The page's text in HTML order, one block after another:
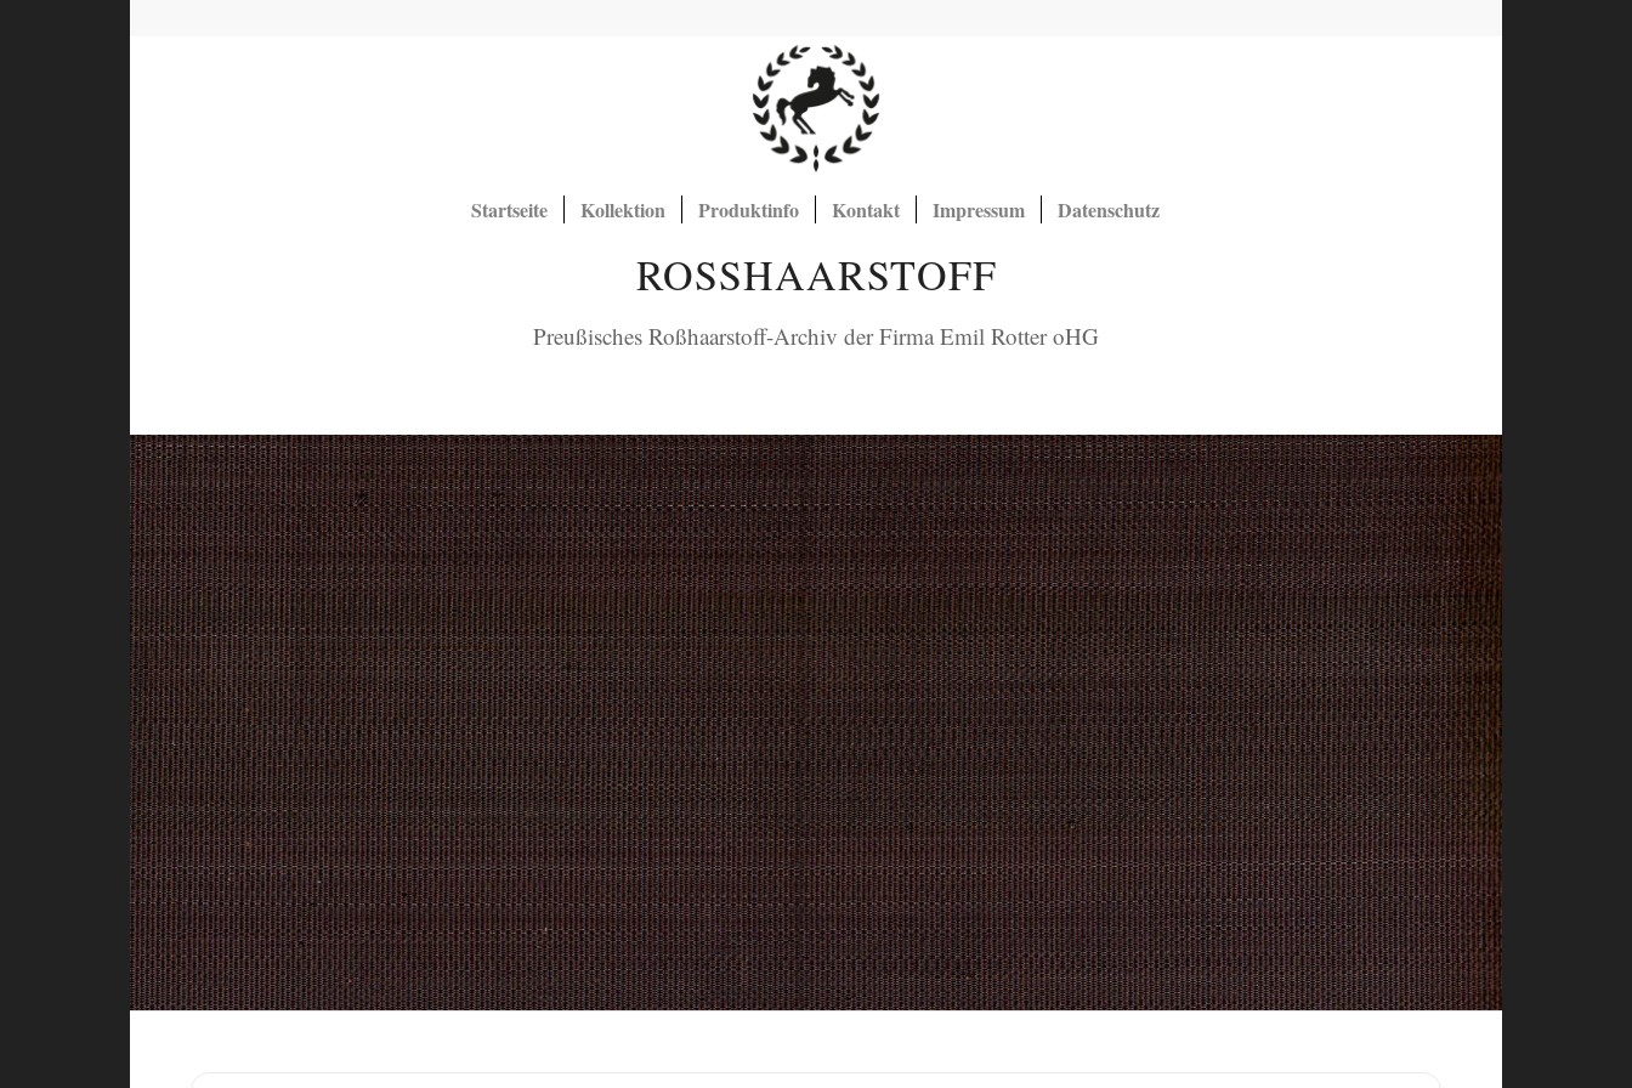
Startseite Kollektion Produktinfo Kontakt Impressum Datenschutz
ROSSHAARSTOFF
Preußisches Roßhaarstoff-Archiv der Firma Emil Rotter oHG